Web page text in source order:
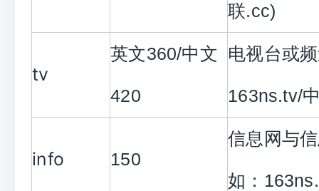
联.cc)
tv
英文360/中文
420
电视台或
163ns.tv/
info 150
信息网与
如：